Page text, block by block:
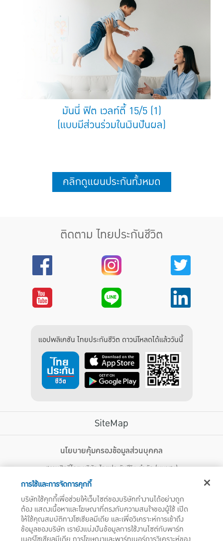
มันนี่ ฟิต เวลท์ตี้ 15/5 (1)
(แบบมีส่วนร่วมในเงินปันผล)
คลิกดูแผนประกันทั้งหมด
ติดตาม ไทยประกันชีวิต
แอปพลิเคชัน ไทยประกันชีวิต ดาวน์โหลดได้แล้ววันนี้
SiteMap
ไทยประกันชีวิต HEALTH CARE SOLUTIONS
สิทธิพิเศษ
แอปพลิเคชัน ไทยประกันชีวิต
ไทยประกันชีวิตแคร์เซ็นเตอร์
ไทยประกันชีวิตเมดิแคร์
ไทยประกันชีวิตอีซี่เพย์
นโยบายคุ้มครองข้อมูลส่วนบุคคล
สงวนสิทธิ์โดย บริษัท ไทยประกันชีวิต จำกัด (มหาชน)
123 ถนน รัชดาภิเษก แขวงดินแดง เขตดินแดง กรุงเทพฯ 10400 โทรศัพท์ 02-
บริษัทฯ ขอแจ้งให้ผู้ใช้บริการทราบว่า บรรดาข้อความ ภาพ เสียง เนื้อหา ชื่อ ชื่อทางการค้า ส่วนประกอบใดๆ
ทั้งหมดของเว็บไซต์ รวมถึงเครื่องหมายการค้า เครื่องหมาย บริการ ลิขสิทธิ์ สิทธิบัตร ความรู้ต่างๆ ที่ปรากฏ
บนเว็บไซต์ของบริษัทฯ นี้ เป็นงานอันได้รับความคุ้มครองตามกฎหมายทรัพย์สินทางปัญญาของไทยโดยชอบ
ด้วยกฎหมายของบริษัทฯ แต่เพียงผู้เดียว หากบุคคลใดลอกเลียน ปลอมแปลง ทำซ้ำ ดัดแปลง เผยแพร่ต่อ
การใช้และการจัดการคุกกี้
บริษัทใช้คุกกี้เพื่อช่วยให้เว็บไซต์ของบริษัททำงานได้อย่างถูก
ต้อง แสดงเนื้อหาและโฆษณาที่ตรงกับความสนใจของผู้ใช้ เปิด
ให้ใช้คุณสมบัติทางโซเชียลมีเดีย และเพื่อวิเคราะห์การเข้าถึง
ข้อมูลของบริษัท เรายังแบ่งปันข้อมูลการใช้งานไซต์กับพาร์ท